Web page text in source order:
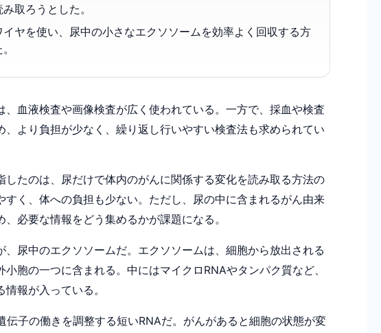
取ろうとした。
ヤを使い、尿中の小さなエクソソームを効率よく回収する方
血液検査や画像検査が広く使われている。一方で、採血や検査
、より負担が少なく、繰り返し行いやすい検査法も求められてい
たのは、尿だけで体内のがんに関係する変化を読み取る方法の
すく、体への負担も少ない。ただし、尿の中に含まれるがん由来
必要な情報をどう集めるかが課題になる。
尿中のエクソソームだ。エクソソームは、細胞から放出される
小胞の一つに含まれる。中にはマイクロRNAやタンパク質など、
報が入っている。
子の働きを調整する短いRNAだ。がんがあると細胞の状態が変